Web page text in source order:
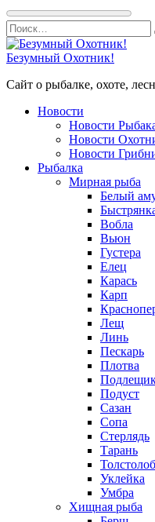
Перейти
к
содержанию
Search
for:
Безумный Охотник!
Сайт о рыбалке, охоте,
Новости
Новости
Новости
Новости
Рыбалка
Мирная рыба
Белый
Вобла
Вьюн
Густера
Елец
Карась
Карп
Лещ
Линь
Пескарь
Плотва
Подуст
Сазан
Сопа
Стерлядь
Тарань
Уклейка
Умбра
Хищная рыба